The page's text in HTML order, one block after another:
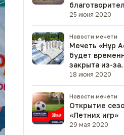
акция
25 июня 2020
Новости мечети
Мечеть «Нұр
будет
закрыта из-за
капитального
18 июня 2020
Новости мечети
Открытие
«Летних игр»
29 мая 2020